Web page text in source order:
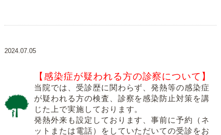
2024.07.05
【感染症が疑われる方の診察について】
当院では、受診歴に関わらず、発熱等の感染症
が疑われる方の検査、診察を感染防止対策を講
じた上で実施しております。
発熱外来も設定しております、事前に予約（ネ
ットまたは電話）をしていただいての受診をお